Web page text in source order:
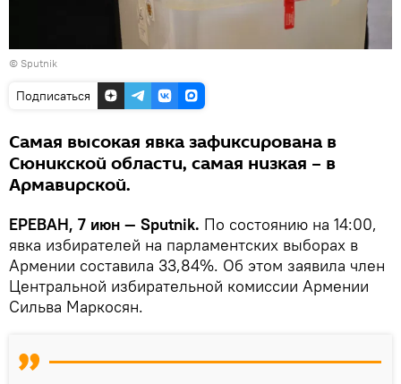
© Sputnik
Подписаться
Самая высокая явка зафиксирована в
Сюникской области, самая низкая – в
Армавирской.
ЕРЕВАН, 7 июн — Sputnik. По состоянию на 14:00,
явка избирателей на парламентских выборах в
Армении составила 33,84%. Об этом заявила член
Центральной избирательной комиссии Армении
Сильва Маркосян.